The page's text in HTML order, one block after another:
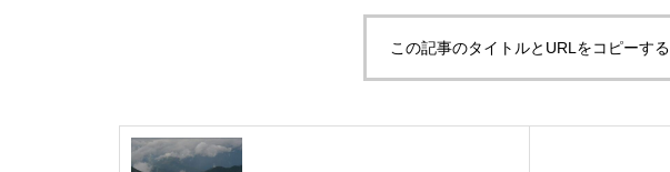
この記事のタイトルとURLをコピーする